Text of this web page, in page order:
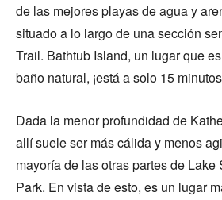
de las mejores playas de agua y
situado a lo largo de una sección
Trail. Bathtub Island, un lugar que
baño natural, ¡está a solo 15
Dada la menor profundidad de
allí suele ser más cálida y menos
mayoría de las otras partes de
Park. En vista de esto, es un lugar